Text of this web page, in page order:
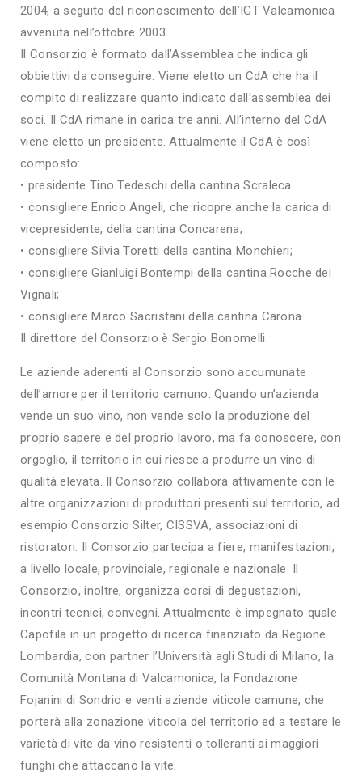
2004, a seguito del riconoscimento dell’IGT Valcamonica
avvenuta nell’ottobre 2003.
Il Consorzio è formato dall’Assemblea che indica gli
obbiettivi da conseguire. Viene eletto un CdA che ha il
compito di realizzare quanto indicato dall’assemblea dei
soci. Il CdA rimane in carica tre anni. All’interno del CdA
viene eletto un presidente. Attualmente il CdA è così
composto:
• presidente Tino Tedeschi della cantina Scraleca
• consigliere Enrico Angeli, che ricopre anche la carica di
vicepresidente, della cantina Concarena;
• consigliere Silvia Toretti della cantina Monchieri;
• consigliere Gianluigi Bontempi della cantina Rocche dei
Vignali;
• consigliere Marco Sacristani della cantina Carona.
Il direttore del Consorzio è Sergio Bonomelli.
Le aziende aderenti al Consorzio sono accumunate
dell’amore per il territorio camuno. Quando un’azienda
vende un suo vino, non vende solo la produzione del
proprio sapere e del proprio lavoro, ma fa conoscere, con
orgoglio, il territorio in cui riesce a produrre un vino di
qualità elevata. Il Consorzio collabora attivamente con le
altre organizzazioni di produttori presenti sul territorio, ad
esempio Consorzio Silter, CISSVA, associazioni di
ristoratori. Il Consorzio partecipa a fiere, manifestazioni,
a livello locale, provinciale, regionale e nazionale. Il
Consorzio, inoltre, organizza corsi di degustazioni,
incontri tecnici, convegni. Attualmente è impegnato quale
Capofila in un progetto di ricerca finanziato da Regione
Lombardia, con partner l’Università agli Studi di Milano, la
Comunità Montana di Valcamonica, la Fondazione
Fojanini di Sondrio e venti aziende viticole camune, che
porterà alla zonazione viticola del territorio ed a testare le
varietà di vite da vino resistenti o tolleranti ai maggiori
funghi che attaccano la vite.